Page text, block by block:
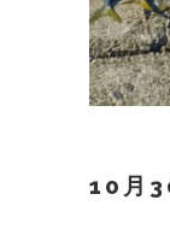
10月